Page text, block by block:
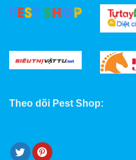
Theo dõi Pest Shop: